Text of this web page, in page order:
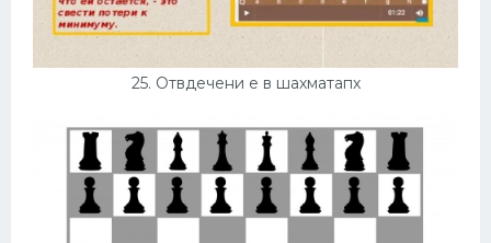
25. Отвдечени е в шахматапх